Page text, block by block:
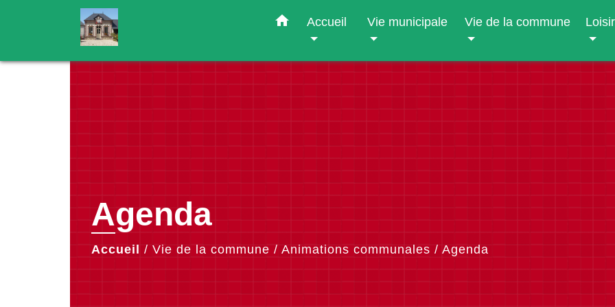
home Accueil Vie municipale Vie de la commune
Agenda
Accueil / Vie de la commune / Animations communales / Agenda